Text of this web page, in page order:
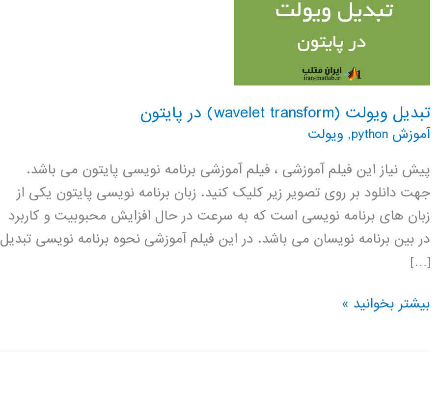
تبدیل ویولت (wavelet transform) در پایتون
آموزش python , ویولت
پیش نیاز این فیلم آموزشی ، فیلم آموزشی برنامه نویسی پایتون می باشد.
جهت دانلود بر روی تصویر زیر کلیک کنید. زبان برنامه نویسی پایتون یکی از
زبان های برنامه نویسی است که به سرعت در حال افزایش محبوبیت و کاربرد
در بین برنامه نویسان می باشد. در این فیلم آموزشی نحوه برنامه نویسی تبدیل
[…]
تبدیل
(wavelet
بیشتر بخوانید »